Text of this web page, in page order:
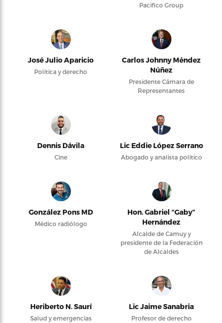
Pacifico Group
José Julio Aparicio
Política y derecho
Carlos Johnny Méndez
Núñez
Presidente Cámara de
Representantes
Dennis Dávila
Cine
Lic Eddie López Serrano
Abogado y analista político
González Pons MD
Médico radiólogo
Hon. Gabriel “Gaby”
Hernández
Alcalde de Camuy y
presidente de la Federación
de Alcaldes
Heriberto N. Saurí
Salud y emergencias
Lic Jaime Sanabria
Profesor de derecho